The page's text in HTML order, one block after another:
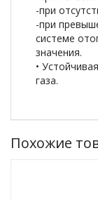
-при
-при
системе
значения.
•
газа.
Похожие